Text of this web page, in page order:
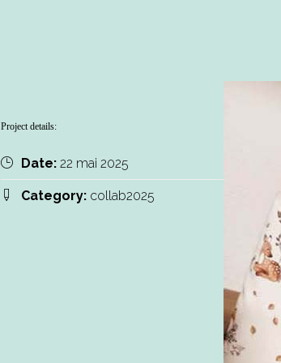
Project details:
Date: 22 mai 2025
Category: collab2025